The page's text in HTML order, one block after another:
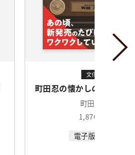
文化
町田忍の懐かしの昭和家電
町田 忍
1,870円
電子版あり